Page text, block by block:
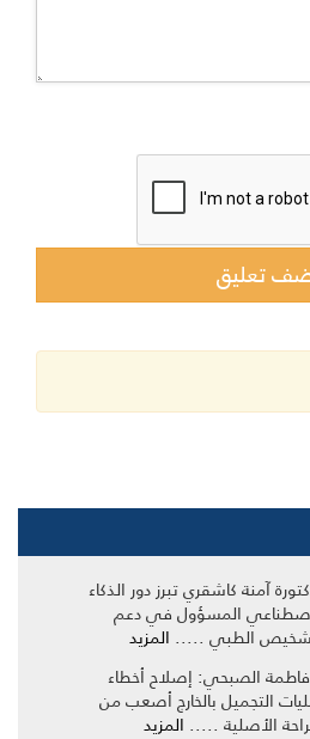
آمنة كاشقري تبرز دور الذكاء
المسؤول في دعم
الطبي ..... المزيد
الصبحي: إصلاح أخطاء
التجميل بالخارج أصعب من
الأصلية ..... المزيد